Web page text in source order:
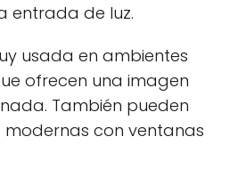
entrada de luz.
usada en ambientes
ofrecen una imagen
También pueden
modernas con ventanas